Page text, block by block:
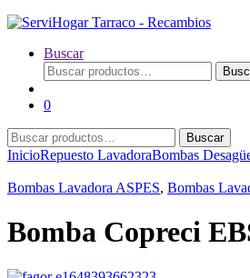
Buscar
Buscar
por:
0
Buscar
por:
Buscar
InicioRepuesto LavadoraBombas
Bombas Lavadora ASPES, Bombas
Bomba Copreci